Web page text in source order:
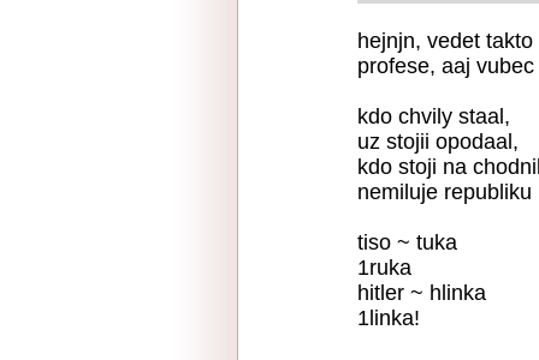
hejnjn, vedet
profese, aaj
kdo chvily staal,
uz stojii opodaal,
kdo stoji na
nemiluje republiku
tiso ~ tuka
1ruka
hitler ~ hlinka
1linka!